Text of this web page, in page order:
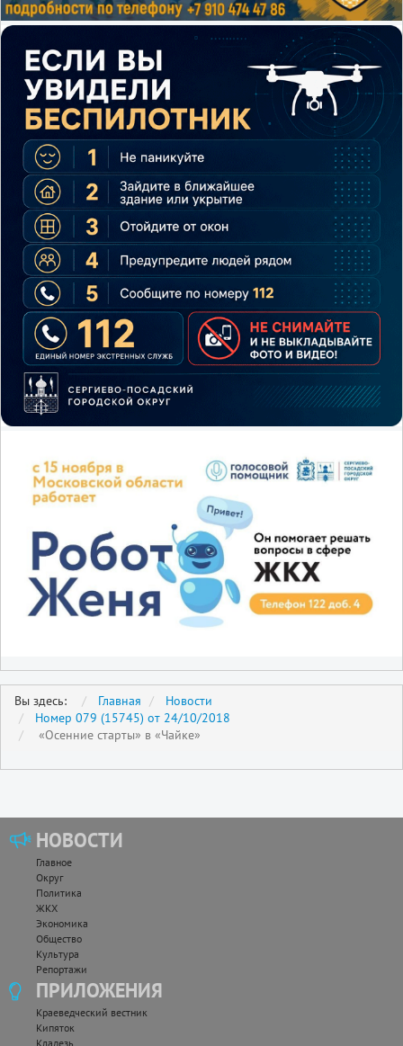
Вы здесь: Главная
Новости
Номер 079 (15745) от 24/10/2018
«Осенние старты» в «Чайке»
НОВОСТИ
Главное
Округ
Политика
ЖКХ
Экономика
Общество
Культура
Репортажи
ПРИЛОЖЕНИЯ
Краеведческий вестник
Кипяток
Кладезь